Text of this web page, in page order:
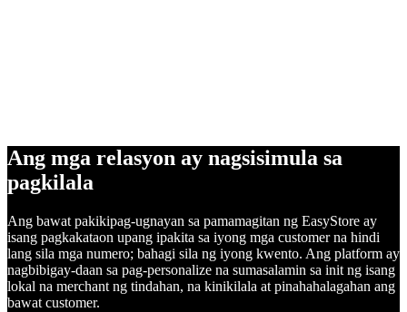
Ang mga relasyon ay nagsisimula sa
pagkilala
Ang bawat pakikipag-ugnayan sa pamamagitan ng EasyStore ay
isang pagkakataon upang ipakita sa iyong mga customer na hindi
lang sila mga numero; bahagi sila ng iyong kwento. Ang platform ay
nagbibigay-daan sa pag-personalize na sumasalamin sa init ng isang
lokal na merchant ng tindahan, na kinikilala at pinahahalagahan ang
bawat customer.